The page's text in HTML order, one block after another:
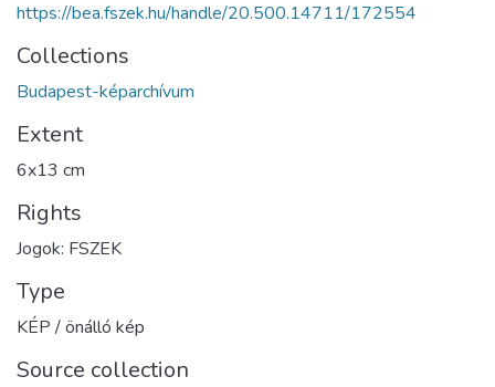
https://bea.fszek.hu/handle/20.500.14711/172554
Collections
Budapest-képarchívum
Extent
6x13 cm
Rights
Jogok: FSZEK
Type
KÉP / önálló kép
Source collection